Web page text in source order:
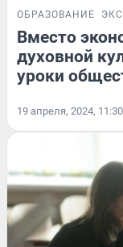
ОБРАЗОВАНИЕ
Вместо
духовной
уроки
19 апреля, 2024, 11:30